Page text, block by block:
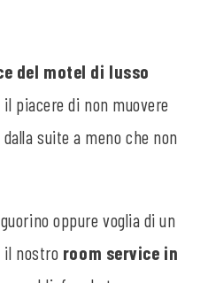
del motel di lusso
il piacere di non muovere
suite a meno che non
oppure voglia di un
nostro room service in